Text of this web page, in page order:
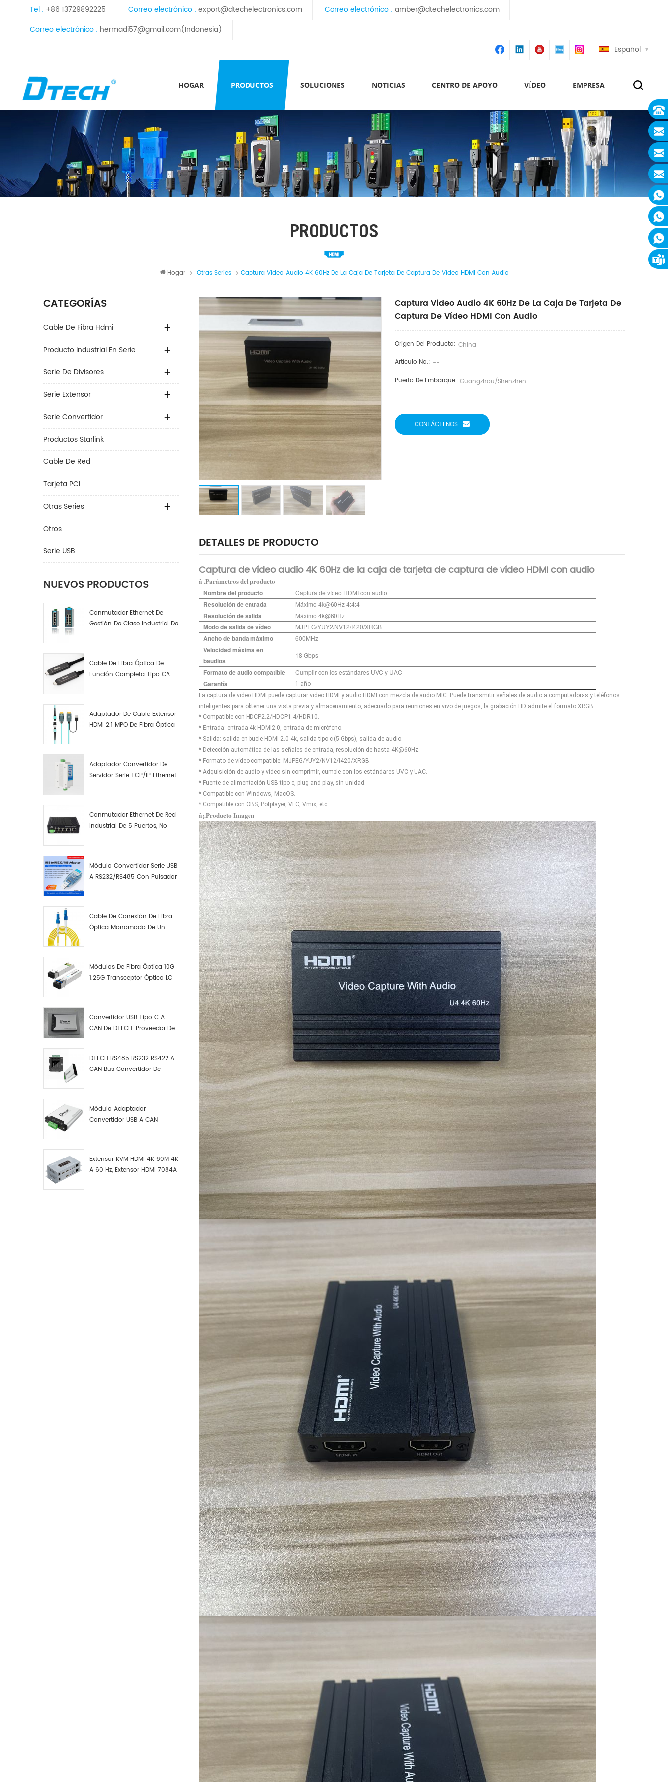
Tel : +86 13729892225 Correo electrónico : export@dtechelectronics.com Correo electrónico : amber@dtechelectronics.com
Correo electrónico : hermadi57@gmail.com(Indonesia)
Español
HOGAR PRODUCTOS SOLUCIONES NOTICIAS CENTRO DE APOYO VÍDEO EMPRESA
PRODUCTOS
Hogar Otras Series Captura Video Audio 4K 60Hz De La Caja De Tarjeta De Captura De Vídeo HDMI Con Audio
CATEGORÍAS
Cable De Fibra Hdmi
Producto Industrial En Serie
Serie De Divisores
Serie Extensor
Serie Convertidor
Productos Starlink
Cable De Red
Tarjeta PCI
Otras Series
Otros
Serie USB
NUEVOS PRODUCTOS
Conmutador Ethernet De
Gestión De Clase Industrial De
Cable De Fibra Óptica De
Función Completa Tipo CA
Adaptador De Cable Extensor
HDMI 2.1 MPO De Fibra Óptica
Adaptador Convertidor De
Servidor Serie TCP/IP Ethernet
Conmutador Ethernet De Red
Industrial De 5 Puertos, No
Módulo Convertidor Serie USB
A RS232/RS485 Con Pulsador
Cable De Conexión De Fibra
Óptica Monomodo De Un
Módulos De Fibra Óptica 10G
1.25G Transceptor Óptico LC
Convertidor USB Tipo C A
CAN De DTECH. Proveedor De
DTECH RS485 RS232 RS422 A
CAN Bus Convertidor De
Módulo Adaptador
Convertidor USB A CAN
CAN
Extensor KVM HDMI 4K 60M 4K
A 60 Hz, Extensor HDMI 7084A
Captura Video Audio 4K 60Hz De La Caja De Tarjeta De
Captura De Vídeo HDMI Con Audio
Origen Del Producto: China
Artículo No.: --
Puerto De Embarque: Guangzhou/Shenzhen
CONTÁCTENOS
DETALLES DE PRODUCTO
Captura de vídeo audio 4K 60Hz de la caja de tarjeta de captura de vídeo HDMI con audio
â .Parámetros del producto
Nombre del producto Captura de vídeo HDMI con audio
Resolución de entrada Máximo 4k@60Hz 4:4:4
Resolución de salida Máximo 4k@60Hz
Modo de salida de vídeo MJPEG/YUY2/NV12/I420/XRGB
Ancho de banda máximo 600MHz
Velocidad máxima en
baudios
18 Gbps
Formato de audio compatible Cumplir con los estándares UVC y UAC
Garantía
1 año
La captura de video HDMI puede capturar video HDMI y audio HDMI con mezcla de audio MIC. Puede transmitir señales de audio a computadoras y teléfonos
inteligentes para obtener una vista previa y almacenamiento, adecuado para reuniones en vivo de juegos, la grabación HD admite el formato XRGB.
* Compatible con HDCP2.2/HDCP1.4/HDR10.
* Entrada: entrada 4k HDMI2.0, entrada de micrófono.
* Salida: salida en bucle HDMI 2.0 4k, salida tipo c (5 Gbps), salida de audio.
* Detección automática de las señales de entrada, resolución de hasta 4K@60Hz.
* Formato de vídeo compatible: MJPEG/YUY2/NV12/I420/XRGB.
* Adquisición de audio y video sin comprimir, cumple con los estándares UVC y UAC.
* Fuente de alimentación USB tipo c, plug and play, sin unidad.
* Compatible con Windows, MacOS.
* Compatible con OBS, Potplayer, VLC, Vmix, etc.
â¡.Producto Imagen